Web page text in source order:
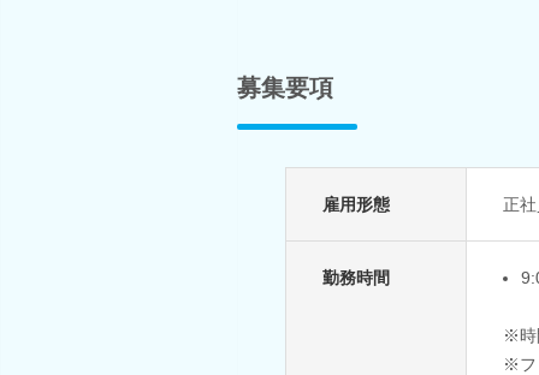
募集要項
雇用形態 正
勤務時間
※時
※フ